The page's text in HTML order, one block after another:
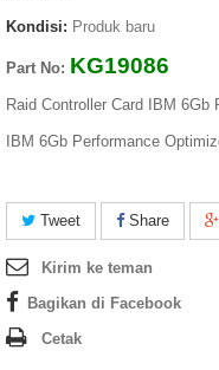
Kondisi: Produk baru
Part No: KG19086
Raid Controller Card IBM 6Gb
IBM 6Gb Performance
Tweet Share
Kirim ke teman
Bagikan di Facebook
Cetak